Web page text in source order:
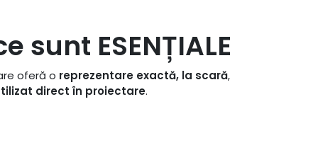
ESENȚIALE
oferă o reprezentare exactă, la scară,
direct în proiectare.